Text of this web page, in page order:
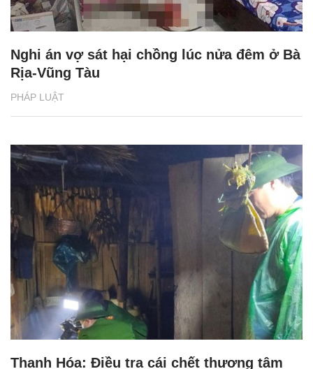
PHÁP LUẬT
Nghi án vợ sát hại chồng lúc nửa đêm ở Bà
Rịa-Vũng Tàu
Thanh Hóa: Điều tra cái chết thương tâm